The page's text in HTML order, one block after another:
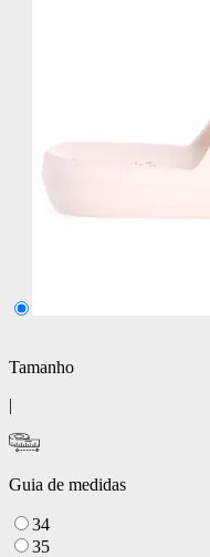
Tamanho
|
Guia de medidas
34
35